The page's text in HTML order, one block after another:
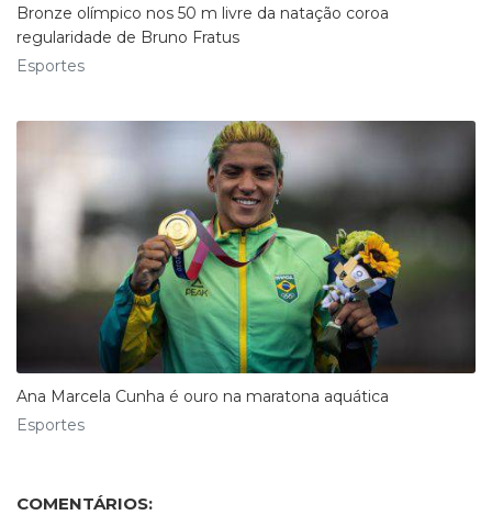
Bronze olímpico nos 50 m livre da natação coroa
regularidade de Bruno Fratus
Esportes
Ana Marcela Cunha é ouro na maratona aquática
Esportes
COMENTÁRIOS: